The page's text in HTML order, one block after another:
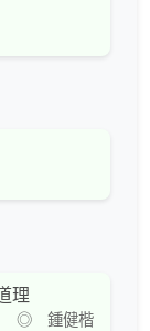
理
◎ 鍾健楷